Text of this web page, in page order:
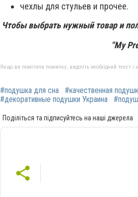
чехлы для стульев и прочее.
Чтобы выбрать нужный товар и
"My
Якщо ви помітили помилку, виділіть необхідний текст
#подушка для сна #качественная
#декоративные подушки Украина
Поділіться та підписуйтесь на наші джерела